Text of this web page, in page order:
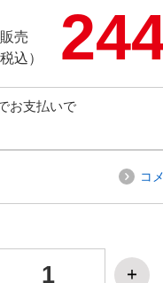
売
込）
お支払いで
コ